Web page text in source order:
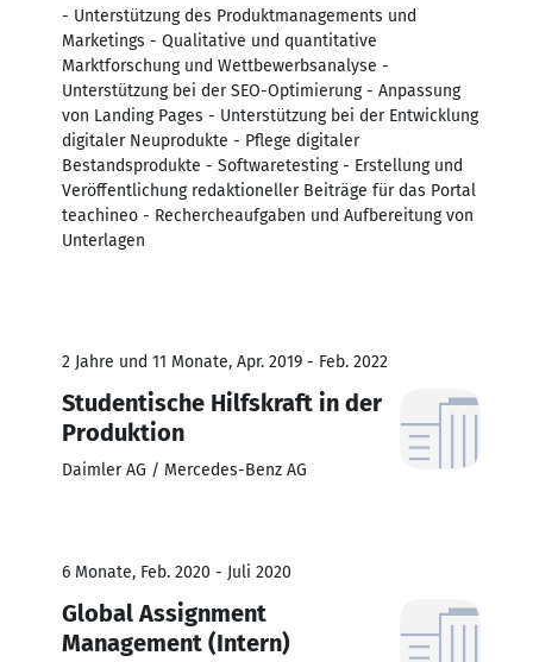
- Unterstützung des Produktmanagements und
Marketings - Qualitative und quantitative
Marktforschung und Wettbewerbsanalyse -
Unterstützung bei der SEO-Optimierung - Anpassung
von Landing Pages - Unterstützung bei der Entwicklung
digitaler Neuprodukte - Pflege digitaler
Bestandsprodukte - Softwaretesting - Erstellung und
Veröffentlichung redaktioneller Beiträge für das Portal
teachineo - Rechercheaufgaben und Aufbereitung von
Unterlagen
2 Jahre und 11 Monate, Apr. 2019 - Feb. 2022
Studentische Hilfskraft in der
Produktion
Daimler AG / Mercedes-Benz AG
6 Monate, Feb. 2020 - Juli 2020
Global Assignment
Management (Intern)